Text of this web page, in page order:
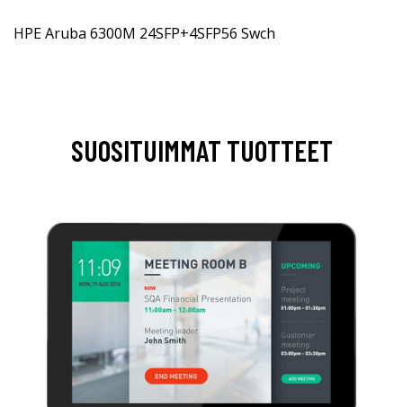
HPE Aruba 6300M 24SFP+4SFP56 Swch
SUOSITUIMMAT TUOTTEET